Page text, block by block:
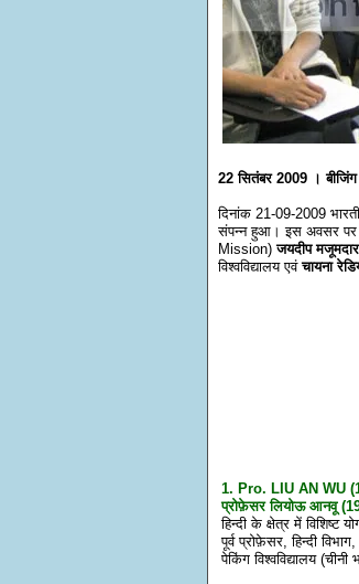
22 सितंबर 2009 । बीजिंग
दिनांक 21-09-2009
संपन्न हुआ। इस अवसर पर
Mission)जयदीप मजूमदार
विश्वविद्यालय एवंचायना
1. Pro. LIU AN WU
प्रोफ़ेसर लियोऊ आनवू
हिन्दी के क्षेत्र में विशिष्ट
पूर्व प्रोफ़ेसर, हिन्दी
पेकिंग विश्वविद्यालय (चीनी